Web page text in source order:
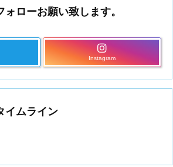
ローお願い致します。
Instagram
ムライン